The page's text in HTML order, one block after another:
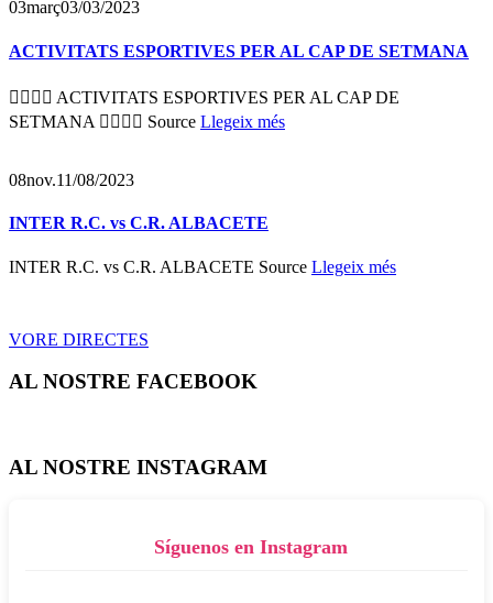
03març03/03/2023
ACTIVITATS ESPORTIVES PER AL CAP DE SETMANA
🏋️‍♂️🤼‍♀️ ACTIVITATS ESPORTIVES PER AL CAP DE
SETMANA 🤼‍♀️🏋️‍♂️ Source Llegeix més
08nov.11/08/2023
INTER R.C. vs C.R. ALBACETE
INTER R.C. vs C.R. ALBACETE Source Llegeix més
VORE DIRECTES
AL NOSTRE FACEBOOK
AL NOSTRE INSTAGRAM
Síguenos en Instagram